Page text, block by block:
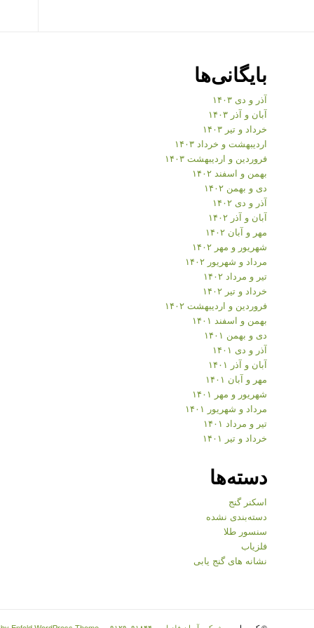
بایگانی‌ها
آذر و دی ۱۴۰۳
آبان و آذر ۱۴۰۳
خرداد و تیر ۱۴۰۳
اردیبهشت و خرداد ۱۴۰۳
فروردین و اردیبهشت ۱۴۰۳
بهمن و اسفند ۱۴۰۲
دی و بهمن ۱۴۰۲
آذر و دی ۱۴۰۲
آبان و آذر ۱۴۰۲
مهر و آبان ۱۴۰۲
شهریور و مهر ۱۴۰۲
مرداد و شهریور ۱۴۰۲
تیر و مرداد ۱۴۰۲
خرداد و تیر ۱۴۰۲
فروردین و اردیبهشت ۱۴۰۲
بهمن و اسفند ۱۴۰۱
دی و بهمن ۱۴۰۱
آذر و دی ۱۴۰۱
آبان و آذر ۱۴۰۱
مهر و آبان ۱۴۰۱
شهریور و مهر ۱۴۰۱
مرداد و شهریور ۱۴۰۱
تیر و مرداد ۱۴۰۱
خرداد و تیر ۱۴۰۱
دسته‌ها
اسکنر گنج
دسته‌بندی نشده
سنسور طلا
فلزیاب
نشانه های گنج یابی